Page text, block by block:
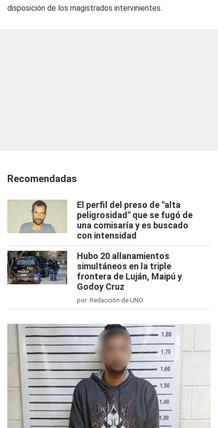
disposición de los magistrados intervinientes.
Recomendadas
El perfil del preso de "alta
peligrosidad" que se fugó de
una comisaría y es buscado
con intensidad
Hubo 20 allanamientos
simultáneos en la triple
frontera de Luján, Maipú y
Godoy Cruz
por Redacción de UNO